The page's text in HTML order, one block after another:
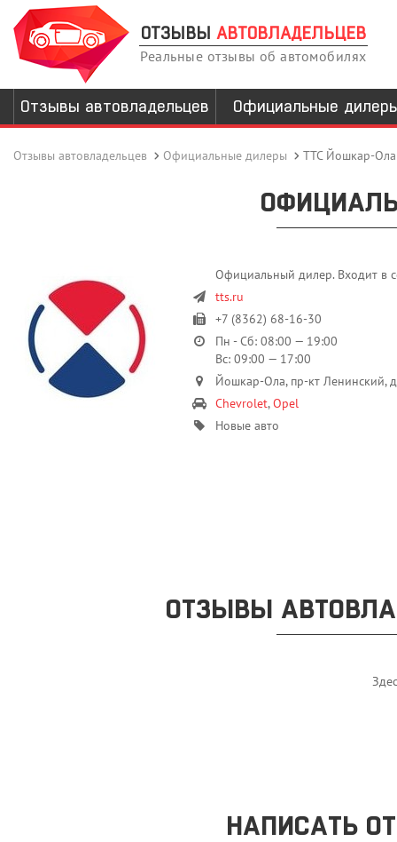
ОТЗЫВЫ АВТОВЛАДЕЛЬЦЕВ
Реальные отзывы об автомобилях
Отзывы автовладельцев Официальные
Отзывы автовладельцев Официальные дилеры ТТС Йошкар-Ола
Официальный дилер. Входит в
tts.ru
+7 (8362) 68-16-30
Пн - Сб: 08:00 — 19:00
Вс: 09:00 — 17:00
Йошкар-Ола, пр-кт Ленинский,
Chevrolet,Opel
Новые авто
ОТЗЫВЫ
НАПИСАТЬ